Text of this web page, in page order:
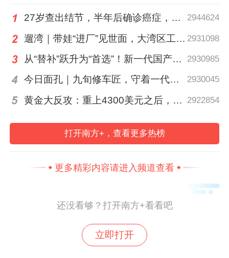
袱，聚焦利润率更高的零售与餐饮渠道，实
现资源优化配置的又一举措。
新茶饮品牌纷纷入局冰淇淋赛道
作为国内快速崛起的新茶饮品牌，柠季以手
与全国化门店布局，成为茶饮赛道的代表性
品牌。壹览商业数据显示，截至2026年5月
28日，柠季已在国内218座城市开出1985家
27岁查出结节，半年后确诊癌症，甲状腺癌真的“懒”吗？ 2944624
遛湾｜带娃“进厂”见世面，大湾区工业研学攻略请查收 2931098
从“替补”跃升为“首选”！新一代国产核心工业软件加速冲高端 2930985
今日面孔｜九旬修车匠，守着一代又一代车轮转 2930045
黄金大反攻：重上4300美元之后，是反弹还是反转？ 2922854
打开南方+，查看更多热榜
更多精彩内容请进入频道查看
还没看够？打开南方+看看吧
立即打开